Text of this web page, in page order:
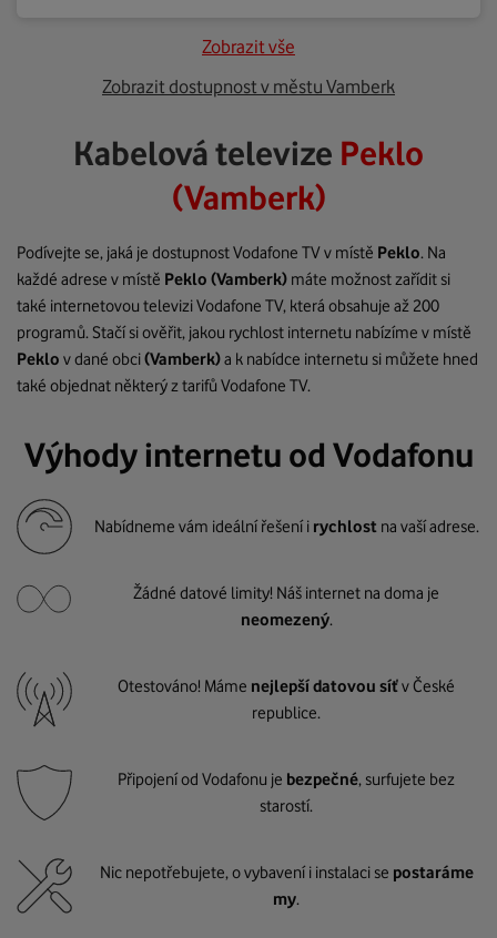
Zobrazit vše
Zobrazit dostupnost v městu Vamberk
Kabelová televize Peklo
(Vamberk)
Podívejte se, jaká je dostupnost Vodafone TV v místě Peklo. Na
každé adrese v místě Peklo (Vamberk) máte možnost zařídit si
také internetovou televizi Vodafone TV, která obsahuje až 200
programů. Stačí si ověřit, jakou rychlost internetu nabízíme v místě
Peklo v dané obci(Vamberk)a k nabídce internetu si můžete hned
také objednat některý z tarifů Vodafone TV.
Výhody internetu od Vodafonu
Nabídneme vám ideální řešení i rychlost na vaší adrese.
Žádné datové limity! Náš internet na doma je
neomezený.
Otestováno! Máme nejlepší datovou síťv České
republice.
Připojení od Vodafonu je bezpečné, surfujete bez
starostí.
Nic nepotřebujete, o vybavení i instalaci se postaráme
my.